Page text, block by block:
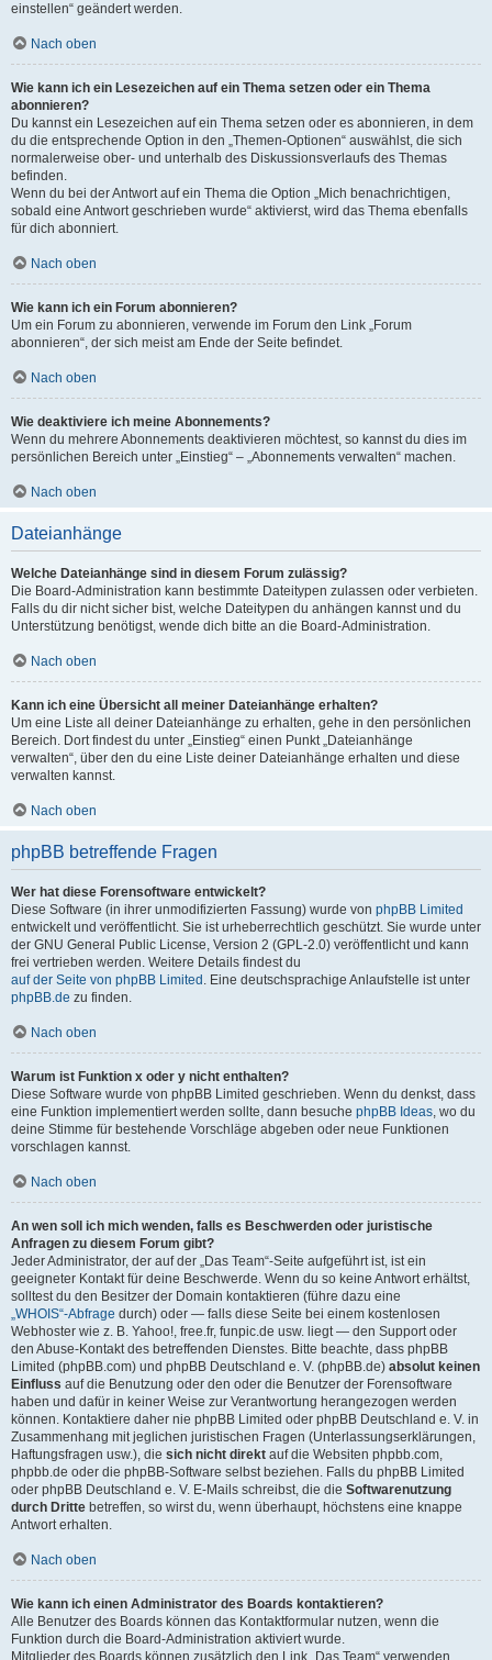
einstellen“ geändert werden.
Nach oben
Wie kann ich ein Lesezeichen auf ein Thema setzen oder ein Thema
abonnieren?
Du kannst ein Lesezeichen auf ein Thema setzen oder es abonnieren, in dem
du die entsprechende Option in den „Themen-Optionen“ auswählst, die sich
normalerweise ober- und unterhalb des Diskussionsverlaufs des Themas
befinden.
Wenn du bei der Antwort auf ein Thema die Option „Mich benachrichtigen,
sobald eine Antwort geschrieben wurde“ aktivierst, wird das Thema ebenfalls
für dich abonniert.
Nach oben
Wie kann ich ein Forum abonnieren?
Um ein Forum zu abonnieren, verwende im Forum den Link „Forum
abonnieren“, der sich meist am Ende der Seite befindet.
Nach oben
Wie deaktiviere ich meine Abonnements?
Wenn du mehrere Abonnements deaktivieren möchtest, so kannst du dies im
persönlichen Bereich unter „Einstieg“ – „Abonnements verwalten“ machen.
Nach oben
Dateianhänge
Welche Dateianhänge sind in diesem Forum zulässig?
Die Board-Administration kann bestimmte Dateitypen zulassen oder verbieten.
Falls du dir nicht sicher bist, welche Dateitypen du anhängen kannst und du
Unterstützung benötigst, wende dich bitte an die Board-Administration.
Nach oben
Kann ich eine Übersicht all meiner Dateianhänge erhalten?
Um eine Liste all deiner Dateianhänge zu erhalten, gehe in den persönlichen
Bereich. Dort findest du unter „Einstieg“ einen Punkt „Dateianhänge
verwalten“, über den du eine Liste deiner Dateianhänge erhalten und diese
verwalten kannst.
Nach oben
phpBB betreffende Fragen
Wer hat diese Forensoftware entwickelt?
Diese Software (in ihrer unmodifizierten Fassung) wurde von phpBB Limited
entwickelt und veröffentlicht. Sie ist urheberrechtlich geschützt. Sie wurde unter
der GNU General Public License, Version 2 (GPL-2.0) veröffentlicht und kann
frei vertrieben werden. Weitere Details findest du
auf der Seite von phpBB Limited . Eine deutschsprachige Anlaufstelle ist unter
phpBB.de zu finden.
Nach oben
Warum ist Funktion x oder y nicht enthalten?
Diese Software wurde von phpBB Limited geschrieben. Wenn du denkst, dass
eine Funktion implementiert werden sollte, dann besuche phpBB Ideas, wo du
deine Stimme für bestehende Vorschläge abgeben oder neue Funktionen
vorschlagen kannst.
Nach oben
An wen soll ich mich wenden, falls es Beschwerden oder juristische
Anfragen zu diesem Forum gibt?
Jeder Administrator, der auf der „Das Team“-Seite aufgeführt ist, ist ein
geeigneter Kontakt für deine Beschwerde. Wenn du so keine Antwort erhältst,
solltest du den Besitzer der Domain kontaktieren (führe dazu eine
„WHOIS“-Abfrage durch) oder — falls diese Seite bei einem kostenlosen
Webhoster wie z. B. Yahoo!, free.fr, funpic.de usw. liegt — den Support oder
den Abuse-Kontakt des betreffenden Dienstes. Bitte beachte, dass phpBB
Limited (phpBB.com) und phpBB Deutschland e. V. (phpBB.de) absolut keinen
Einfluss auf die Benutzung oder den oder die Benutzer der Forensoftware
haben und dafür in keiner Weise zur Verantwortung herangezogen werden
können. Kontaktiere daher nie phpBB Limited oder phpBB Deutschland e. V. in
Zusammenhang mit jeglichen juristischen Fragen (Unterlassungserklärungen,
Haftungsfragen usw.), die sich nicht direkt auf die Websiten phpbb.com,
phpbb.de oder die phpBB-Software selbst beziehen. Falls du phpBB Limited
oder phpBB Deutschland e. V. E-Mails schreibst, die die Softwarenutzung
durch Dritte betreffen, so wirst du, wenn überhaupt, höchstens eine knappe
Antwort erhalten.
Nach oben
Wie kann ich einen Administrator des Boards kontaktieren?
Alle Benutzer des Boards können das Kontaktformular nutzen, wenn die
Funktion durch die Board-Administration aktiviert wurde.
Mitglieder des Boards können zusätzlich den Link „Das Team“ verwenden.